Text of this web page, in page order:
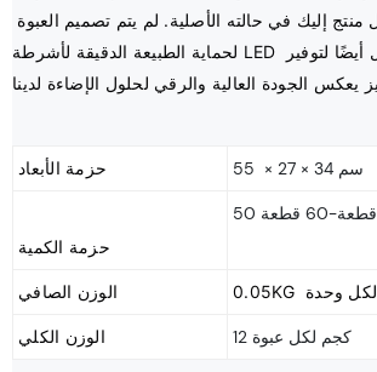
لحماية الطبيعة الدقيقة لأشرطة LED أثناء النقل فحسب، بل أيضًا لتوفير
حزمة الأبعاد 55 × 27 × 34 سم
50 قطعة-60 قطعة
الوزن الصافي 0.05KG لكل وحدة
الوزن الكلي 12 كجم لكل عبوة